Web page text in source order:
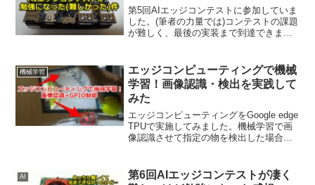
第5回AIエッジコンテストに参加していま
した。(筆者の力量では)コンテストの課題
が難しく、最後の実装まで到達できませ
を紹介します。
機械学習
エッジコンピューティングで機械
学習！画像認識・検出を実践して
みた
エッジコンピューティングをGoogle edge
TPUで実施してみました。機械学習で画
像認識させて指定の物を検出した場合に
ッジコンピューティングとは？詳細の
説...
AI
第6回AIエッジコンテストが凄く